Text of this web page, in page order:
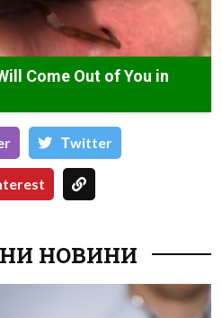
Come Out of You in
Тwitter
НОВИНИ